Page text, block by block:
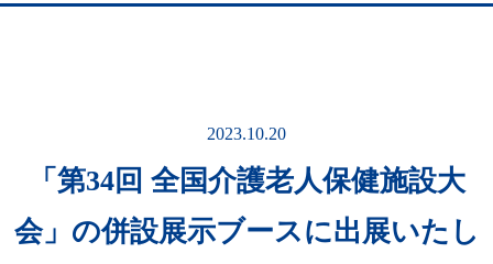
2023.10.20
「第34回 全国介護老人保健施設大
会」の併設展示ブースに出展いたし